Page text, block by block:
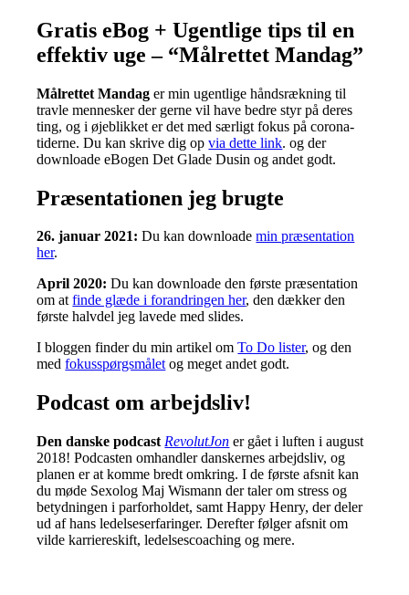
Gratis eBog + Ugentlige tips til en
effektiv uge – “Målrettet Mandag”
Målrettet Mandag er min ugentlige håndsrækning til
travle mennesker der gerne vil have bedre styr på deres
ting, og i øjeblikket er det med særligt fokus på corona-
tiderne. Du kan skrive dig opvia dette link. og der
downloade eBogen Det Glade Dusin og andet godt.
Præsentationen jeg brugte
26. januar 2021: Du kan downloademin præsentation
her.
April 2020: Du kan downloade den første præsentation
om atfinde glæde i forandringen her, den dækker den
første halvdel jeg lavede med slides.
I bloggen finder du min artikel omTo Do lister, og den
medfokusspørgsmåletog meget andet godt.
Podcast om arbejdsliv!
Den danske podcast RevolutJon er gået i luften i august
2018! Podcasten omhandler danskernes arbejdsliv, og
planen er at komme bredt omkring. I de første afsnit kan
du møde Sexolog Maj Wismann der taler om stress og
betydningen i parforholdet, samt Happy Henry, der deler
ud af hans ledelseserfaringer. Derefter følger afsnit om
vilde karriereskift, ledelsescoaching og mere.